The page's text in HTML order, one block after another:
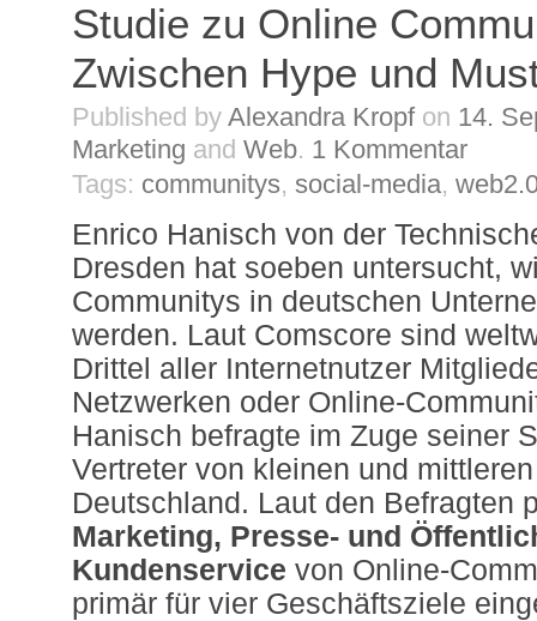
Studie zu Online
Zwischen Hype und
Published by Alexandra Kropf on 14.
Marketing and Web. 1 Kommentar
Tags: communitys, social-media,
Enrico Hanisch von der
Dresden hat soeben untersucht,
Communitys in deutschen
werden. Laut Comscore sind
Drittel aller Internetnutzer
Netzwerken oder Online-
Hanisch befragte im Zuge seiner
Vertreter von kleinen und
Deutschland. Laut den Befragten
Marketing, Presse- und
Kundenservice von Online-
primär für vier Geschäftsziele